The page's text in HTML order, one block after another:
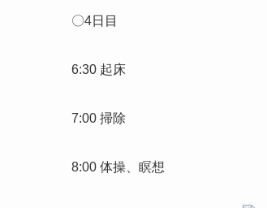
〇4日目
6:30 起床
7:00 掃除
8:00 体操、瞑想